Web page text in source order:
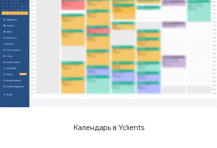
Календарь в Yclients